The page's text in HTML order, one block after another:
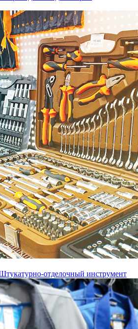
отделочный инструмент